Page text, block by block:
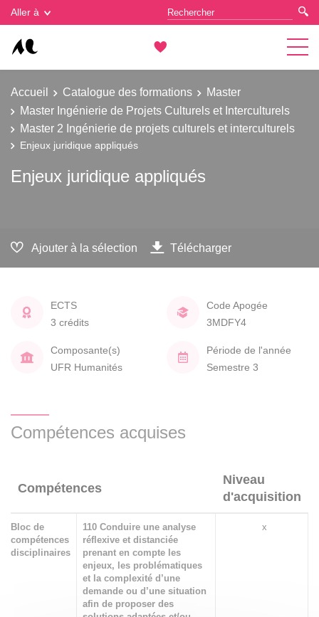
Aller à
Accueil Catalogue des formations
Master
Master Ingénierie de Projets Culturels et Interculturels
Master 2 Ingénierie de projets culturels et interculturels
Enjeux juridique appliqués
Enjeux juridique appliqués
Ajouter à la sélection Télécharger
ECTS
3 crédits
Code Apogée
3MDFY4
Composante(s)
UFR Humanités
Période de l'année
Semestre 3
Compétences acquises
Compétences
Niveau
d'acquisition
Bloc de
compétences
disciplinaires
110 Conduire une analyse
réflexive et distanciée
prenant en compte les
enjeux, les problématiques
et la complexité d’une
demande ou d’une situation
afin de proposer des
x
Gestion des cookies